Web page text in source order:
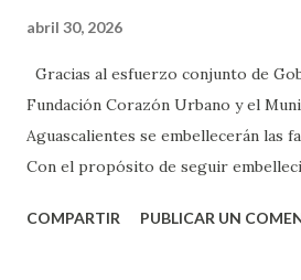
abril 30, 2026
Gracias al esfuerzo conjunto de
Fundación Corazón Urbano y el
Aguascalientes se embellecerán las
Con el propósito de seguir
municipal, Leo Montañez dio inicio
COMPARTIR PUBLICAR UN